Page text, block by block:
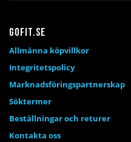
Gofit.se
Allmänna köpvillkor
Integritetspolicy
Marknadsföringspartnerskap
Söktermer
Beställningar och returer
Kontakta oss